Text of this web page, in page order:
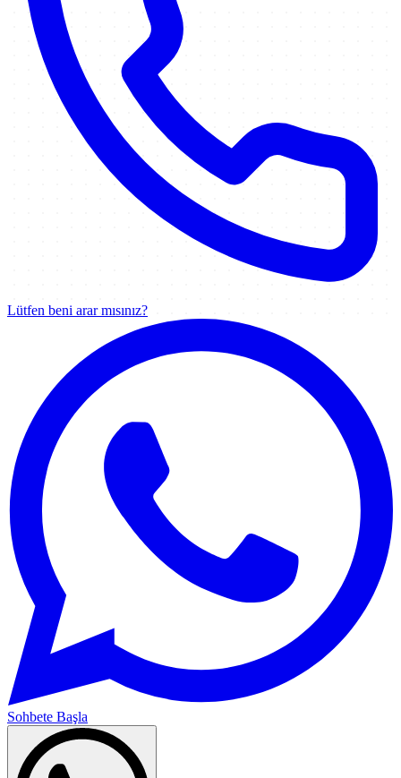
Lütfen beni arar mısınız?
Sohbete Başla